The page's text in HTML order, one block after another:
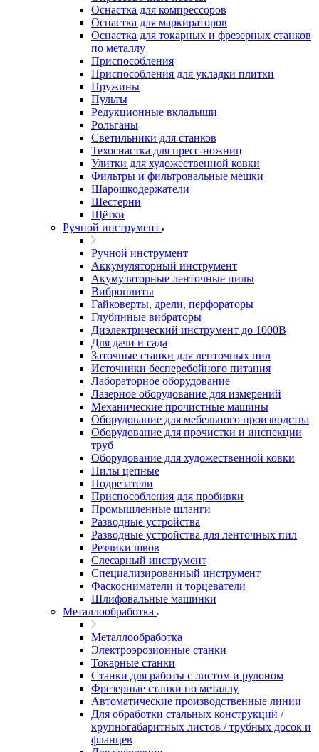
Оснастка для компрессоров
Оснастка для маркираторов
Оснастка для токарных и фрезерных станков
по металлу
Приспособления
Приспособления для укладки плитки
Пружины
Пульты
Редукционные вкладыши
Рольганы
Светильники для станков
Техоснастка для пресс-ножниц
Улитки для художественной ковки
Фильтры и фильтровальные мешки
Шарошкодержатели
Шестерни
Щётки
Ручной инструмент
Ручной инструмент
Аккумуляторный инструмент
Акумуляторные ленточные пилы
Виброплиты
Гайковерты, дрели, перфораторы
Глубинные вибраторы
Диэлектрический инструмент до 1000В
Для дачи и сада
Заточные станки для ленточных пил
Источники бесперебойного питания
Лабораторное оборудование
Лазерное оборудование для измерений
Механические прочистные машины
Оборудование для мебельного производства
Оборудование для прочистки и инспекции
труб
Оборудование для художественной ковки
Пилы цепные
Подрезатели
Приспособления для пробивки
Промышленные шланги
Разводные устройства
Разводные устройства для ленточных пил
Резчики швов
Слесарный инструмент
Специализированный инструмент
Фаскосниматели и торцеватели
Шлифовальные машинки
Металлообработка
Металлообработка
Электроэрозионные станки
Токарные станки
Станки для работы с листом и рулоном
Фрезерные станки по металлу
Автоматические производственные линии
Для обработки стальных конструкций /
крупногабаритных листов / трубных досок и
фланцев